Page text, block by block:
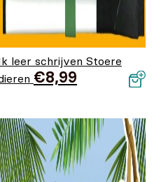
leer schrijven Stoere
€8,99